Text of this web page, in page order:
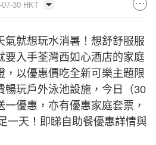
30 HKT
氣就想玩水消暑！想舒舒服服
要入手荃灣西如心酒店的家庭
，以優惠價吃全新可樂主題限
暢玩戶外泳池設施，今日（30
一優惠，亦有優惠家庭套票，
一天！即睇自助餐優惠詳情與